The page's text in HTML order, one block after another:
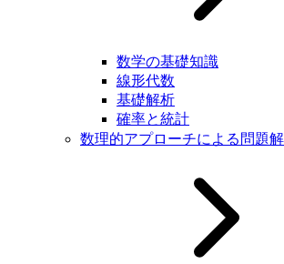
数学の基礎知識
線形代数
基礎解析
確率と統計
数理的アプローチによる問題